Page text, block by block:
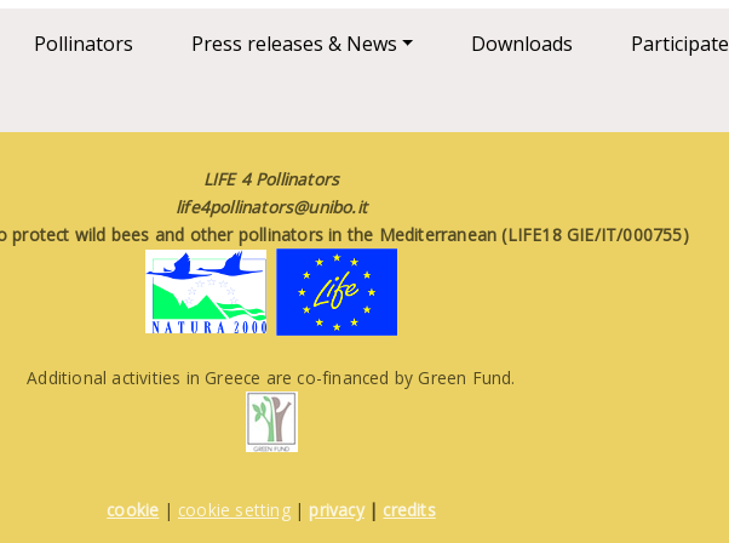
Pollinators Press releases & News Downloads Participate
LIFE 4 Pollinators
life4pollinators@unibo.it
protect wild bees and other pollinators in the Mediterranean (LIFE18 GIE/IT/000755)
Additional activities in Greece are co-financed by Green Fund.
cookie | cookie setting| privacy| credits